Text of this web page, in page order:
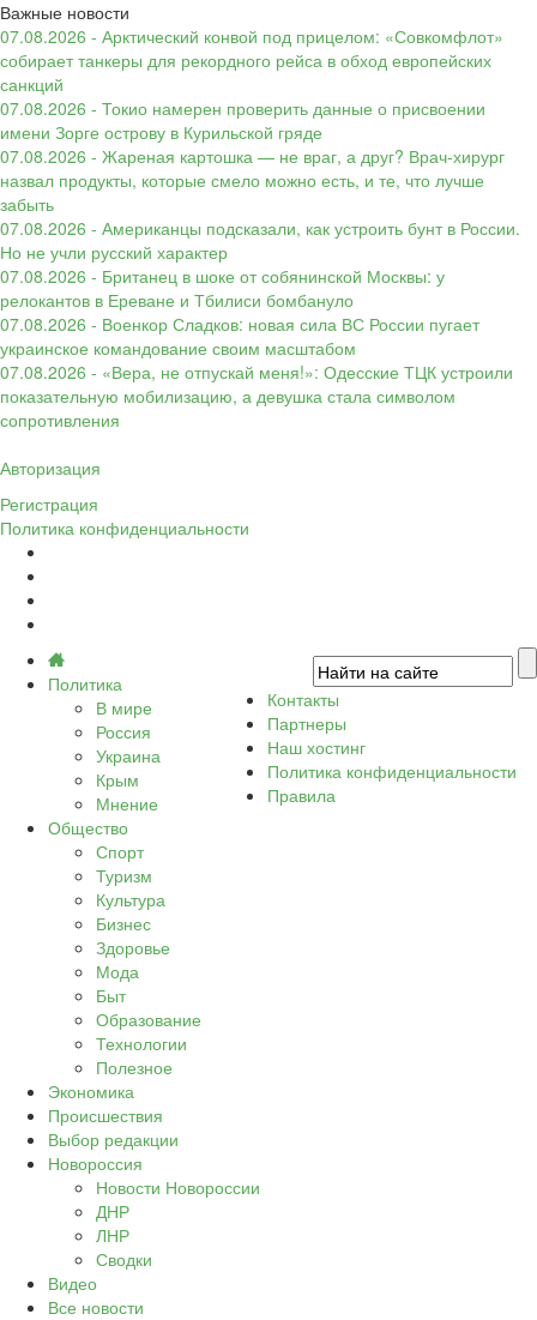
Важные новости
07.08.2026 - Арктический конвой под прицелом: «Совкомфлот»
собирает танкеры для рекордного рейса в обход европейских
санкций
07.08.2026 - Токио намерен проверить данные о присвоении
имени Зорге острову в Курильской гряде
07.08.2026 - Жареная картошка — не враг, а друг? Врач-хирург
назвал продукты, которые смело можно есть, и те, что лучше
забыть
07.08.2026 - Американцы подсказали, как устроить бунт в России.
Но не учли русский характер
07.08.2026 - Британец в шоке от собянинской Москвы: у
релокантов в Ереване и Тбилиси бомбануло
07.08.2026 - Военкор Сладков: новая сила ВС России пугает
украинское командование своим масштабом
07.08.2026 - «Вера, не отпускай меня!»: Одесские ТЦК устроили
показательную мобилизацию, а девушка стала символом
сопротивления
Авторизация
Регистрация
Политика конфиденциальности
Политика
В мире
Россия
Украина
Крым
Мнение
Общество
Спорт
Туризм
Культура
Бизнес
Здоровье
Мода
Быт
Образование
Технологии
Полезное
Экономика
Происшествия
Выбор редакции
Новороссия
Новости Новороссии
ДНР
ЛНР
Сводки
Видео
Все новости
Контакты
Партнеры
Наш хостинг
Политика конфиденциальности
Правила